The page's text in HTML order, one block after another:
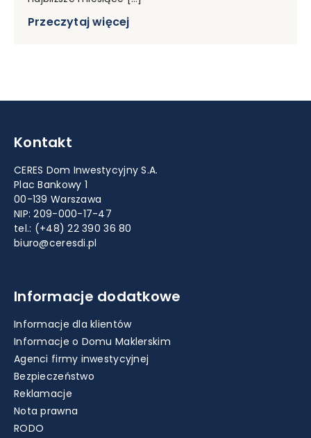
Przeczytaj więcej
Kontakt
CERES Dom Inwestycyjny S.A.
Plac Bankowy 1
00-139 Warszawa
NIP: 209-000-17-47
tel.: (+48) 22 390 36 80
biuro@ceresdi.pl
Informacje dodatkowe
Informacje dla klientów
Informacje o Domu Maklerskim
Agenci firmy inwestycyjnej
Bezpieczeństwo
Reklamacje
Nota prawna
RODO